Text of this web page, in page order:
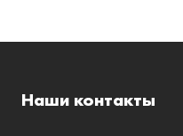
Наши контакты